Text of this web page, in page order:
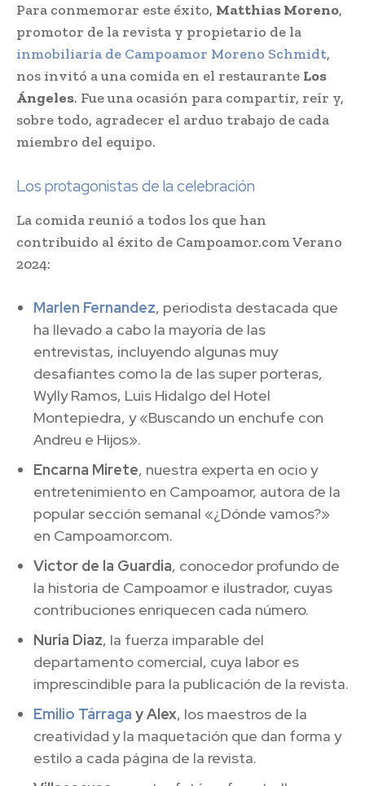
Para conmemorar este éxito, Matthias Moreno,
promotor de la revista y propietario de la
inmobiliaria de Campoamor Moreno Schmidt,
nos invitó a una comida en el restaurante Los
Ángeles. Fue una ocasión para compartir, reír y,
sobre todo, agradecer el arduo trabajo de cada
miembro del equipo.
Los protagonistas de la celebración
La comida reunió a todos los que han
contribuido al éxito de Campoamor.com Verano
2024:
Marlen Fernandez, periodista destacada que
ha llevado a cabo la mayoría de las
entrevistas, incluyendo algunas muy
desafiantes como la de las super porteras,
Wylly Ramos, Luis Hidalgo del Hotel
Montepiedra, y «Buscando un enchufe con
Andreu e Hijos».
Encarna Mirete, nuestra experta en ocio y
entretenimiento en Campoamor, autora de la
popular sección semanal «¿Dónde vamos?»
en Campoamor.com.
Victor de la Guardia, conocedor profundo de
la historia de Campoamor e ilustrador, cuyas
contribuciones enriquecen cada número.
Nuria Diaz, la fuerza imparable del
departamento comercial, cuya labor es
imprescindible para la publicación de la revista.
Emilio Tárraga y Alex, los maestros de la
creatividad y la maquetación que dan forma y
estilo a cada página de la revista.